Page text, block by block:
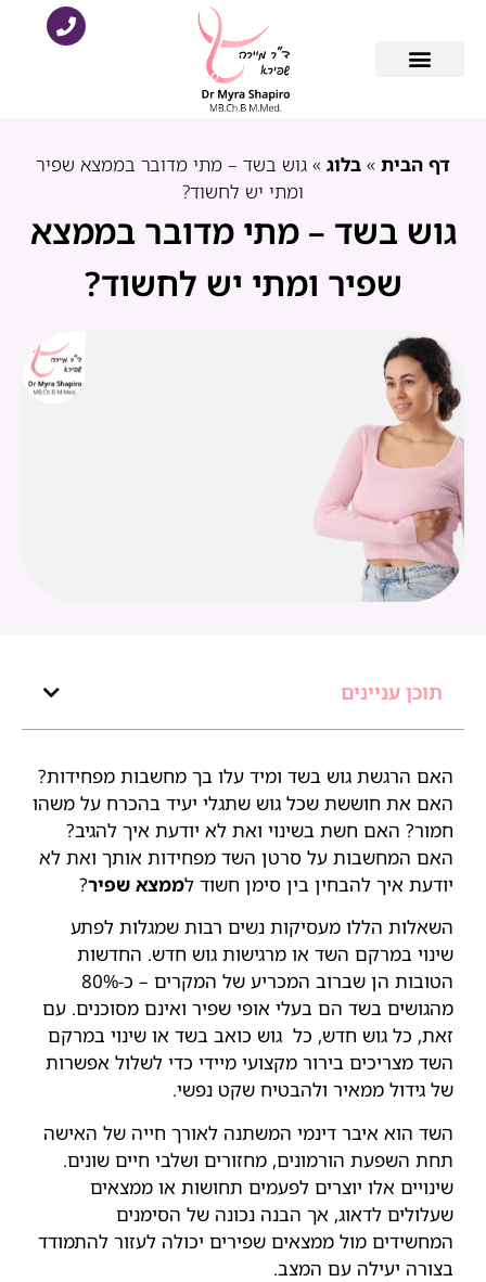
דף הבית » בלוג » גוש בשד – מתי מדובר בממצא שפיר
ומתי יש לחשוד?
גוש בשד – מתי מדובר בממצא
שפיר ומתי יש לחשוד?
האם הרגשת גוש בשד ומיד עלו בך מחשבות מפחידות?
האם את חוששת שכל גוש שתגלי יעיד בהכרח על משהו
חמור? האם חשת בשינוי ואת לא יודעת איך להגיב?
האם המחשבות על סרטן השד מפחידות אותך ואת לא
יודעת איך להבחין בין סימן חשוד לממצא שפיר?
השאלות הללו מעסיקות נשים רבות שמגלות לפתע
שינוי במרקם השד או מרגישות גוש חדש. החדשות
הטובות הן שברוב המכריע של המקרים – כ-80%
מהגושים בשד הם בעלי אופי שפיר ואינם מסוכנים. עם
זאת, כל גוש חדש, כל גוש כואב בשד או שינוי במרקם
השד מצריכים בירור מקצועי מיידי כדי לשלול אפשרות
של גידול ממאיר ולהבטיח שקט נפשי.
השד הוא איבר דינמי המשתנה לאורך חייה של האישה
תחת השפעת הורמונים, מחזורים ושלבי חיים שונים.
שינויים אלו יוצרים לפעמים תחושות או ממצאים
שעלולים לדאוג, אך הבנה נכונה של הסימנים
המחשידים מול ממצאים שפירים יכולה לעזור להתמודד
בצורה יעילה עם המצב.
תוכן עניינים